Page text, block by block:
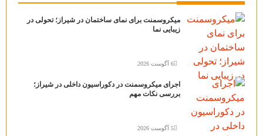
میکروسمنت برای نمای ساختمان در شیراز؛ تحولی در
زیبایی نما
6 آگوست 2026
اجرای میکروسمنت در دکوراسیون داخلی در شیراز؛
بررسی نکات مهم
5 آگوست 2026